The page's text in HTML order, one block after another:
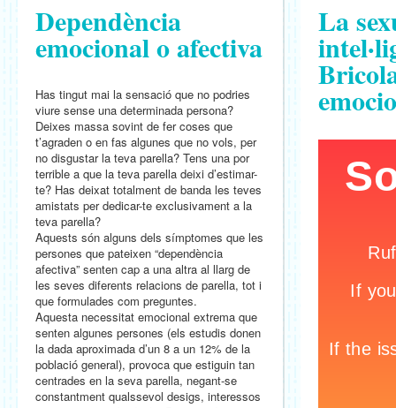
Dependència
emocional o afectiva
Has tingut mai la sensació que no podries
viure sense una determinada persona?
Deixes massa sovint de fer coses que
t’agraden o en fas algunes que no vols, per
no disgustar la teva parella? Tens una por
terrible a que la teva parella deixi d’estimar-
te? Has deixat totalment de banda les teves
amistats per dedicar-te exclusivament a la
teva parella?
Aquests són alguns dels símptomes que les
persones que pateixen “dependència
afectiva” senten cap a una altra al llarg de
les seves diferents relacions de parella, tot i
que formulades com preguntes.
Aquesta necessitat emocional extrema que
senten algunes persones (els estudis donen
la dada aproximada d’un 8 a un 12% de la
població general), provoca que estiguin tan
centrades en la seva parella, negant-se
constantment qualssevol desigs, interessos
La